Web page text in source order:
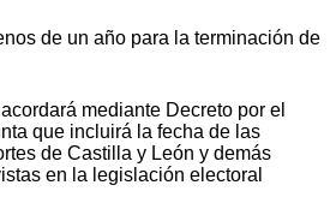
de un año para la terminación de
mediante Decreto por el
que incluirá la fecha de las
de Castilla y León y demás
en la legislación electoral